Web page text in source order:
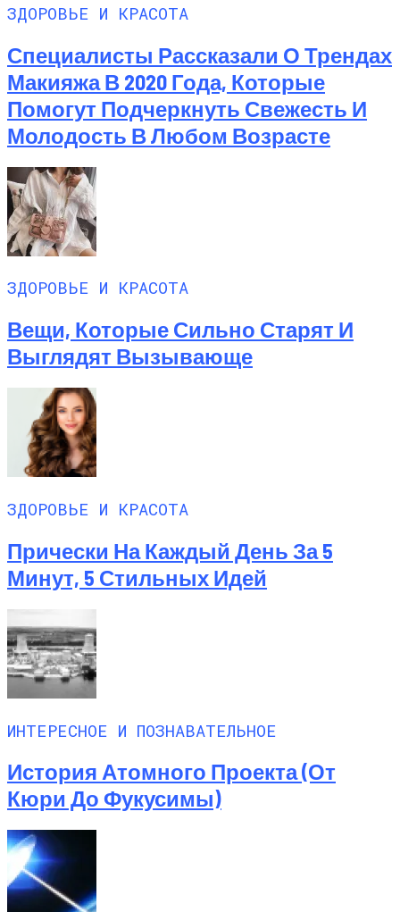
ЗДОРОВЬЕ И КРАСОТА
Специалисты Рассказали О Трендах
Макияжа В 2020 Года, Которые
Помогут Подчеркнуть Свежесть И
Молодость В Любом Возрасте
ЗДОРОВЬЕ И КРАСОТА
Вещи, Которые Сильно Старят И
Выглядят Вызывающе
ЗДОРОВЬЕ И КРАСОТА
Прически На Каждый День За 5
Минут, 5 Стильных Идей
ИНТЕРЕСНОЕ И ПОЗНАВАТЕЛЬНОЕ
История Атомного Проекта (от
Кюри До Фукусимы)